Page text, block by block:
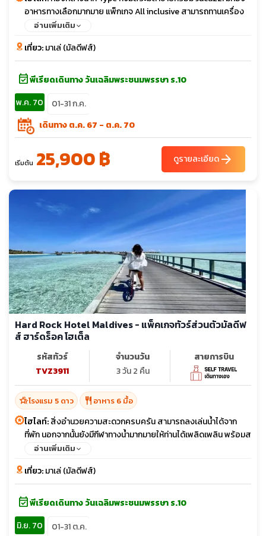
อาหารทางเลือกมากมาย แพ็กเกจ All inclusive สามารถทานเครื่อง
ดื่มที่บาร์ได้ไม่อั้น มีกิจกรรม Feeding ให้อาหารปลากระเบนและฉลาม
อ่านเพิ่มเติม
เที่ยว:มาเล่ (มัลดีฟส์)
event_availableพีเรียดเดินทาง วันเฉลิมพระชนมพรรษา ร.10
พ.ค. 70
01-31 ก.ค.
เดินทาง ต.ค. 67 - ต.ค. 70
เริ่มต้น 25,900 ฿ ดูรายละเอียดarrow_forward
Hard Rock Hotel Maldives - แพ็คเกจทัวร์ส่วนตัวมัลดีฟ
ส์ ฮาร์ดร็อค โฮเต็ล
รหัสทัวร์
TVZ3911
จำนวนวัน
3 วัน 2 คืน
สายการบิน
hotel_classโรงแรม 5 ดาว restaurant อาหาร 6 มื้อ
ไฮไลท์:สิ่งอำนวยความสะดวกครบครัน สามารถลงเล่นน้ำได้จาก
ที่พัก นอกจากนั้นยังมีกีฬาทางน้ำมากมายให้ท่านได้เพลิดเพลิน พร้อมส
ปา Rock Spa ตกแต่งแบบผสมผสานระหว่างวัฒนธรรมท้องถิ่น
ร่วมสมัย ควบคู่ไปกับดนตรีที่เป็นเอกลักษณ์ของ Hardrock
อ่านเพิ่มเติม
เที่ยว:มาเล่ (มัลดีฟส์)
event_availableพีเรียดเดินทาง วันเฉลิมพระชนมพรรษา ร.10
มิ.ย. 70
01-31 ต.ค.